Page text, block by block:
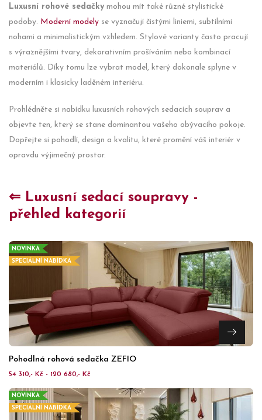
Luxusní rohové sedačky mohou mít také různé stylistické
podoby. Moderní modely se vyznačují čistými liniemi, subtilními
nohami a minimalistickým vzhledem. Stylové varianty často pracují
s výraznějšími tvary, dekorativním prošíváním nebo kombinací
materiálů. Díky tomu lze vybrat model, který dokonale splyne v
moderním i klasicky laděném interiéru.
Prohlédněte si nabídku luxusních rohových sedacích souprav a
objevte ten, který se stane dominantou vašeho obývacího pokoje.
Dopřejte si pohodlí, design a kvalitu, které promění váš interiér v
opravdu výjimečný prostor.
⇐ Luxusní sedací soupravy -
přehled kategorií
NOVINKA
SPECIÁLNÍ NABÍDKA
Pohodlná rohová sedačka ZEFIO
54 310,- Kč - 120 680,- Kč
NOVINKA
SPECIÁLNÍ NABÍDKA